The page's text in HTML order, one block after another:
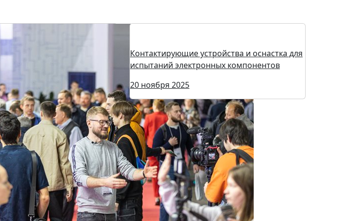
Контактирующие устройства и оснастка для
испытаний электронных компонентов
20 ноября 2025